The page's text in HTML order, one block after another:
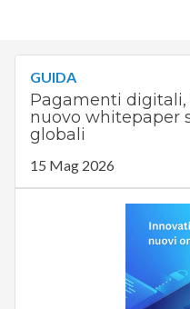
GUIDA
Pagamenti
nuovo whitepaper
globali
15 Mag 2026